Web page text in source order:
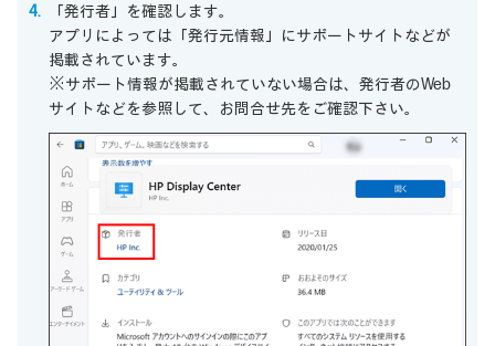
「発行者」を確認します。
アプリによっては「発行元情報」にサポートサイトなどが
掲載されています。
※サポート情報が掲載されていない場合は、発行者のWeb
サイトなどを参照して、お問合せ先をご確認下さい。